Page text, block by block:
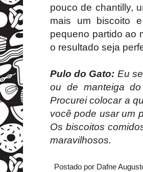
pouco de chantilly,
mais um biscoito
pequeno partido ao
o resultado seja
Pulo do Gato: Eu
ou de manteiga
Procurei colocar a
você pode usar um
Os biscoitos
maravilhosos.
Postado por Dafne